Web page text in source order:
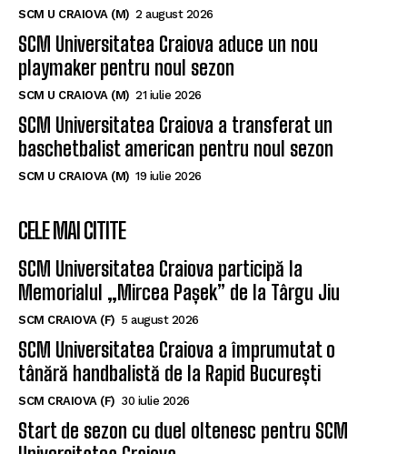
SCM U CRAIOVA (M) 2 august 2026
SCM Universitatea Craiova aduce un nou
playmaker pentru noul sezon
SCM U CRAIOVA (M) 21 iulie 2026
SCM Universitatea Craiova a transferat un
baschetbalist american pentru noul sezon
SCM U CRAIOVA (M) 19 iulie 2026
CELE MAI CITITE
SCM Universitatea Craiova participă la
Memorialul „Mircea Pașek” de la Târgu Jiu
SCM CRAIOVA (F) 5 august 2026
SCM Universitatea Craiova a împrumutat o
tânără handbalistă de la Rapid București
SCM CRAIOVA (F) 30 iulie 2026
Start de sezon cu duel oltenesc pentru SCM